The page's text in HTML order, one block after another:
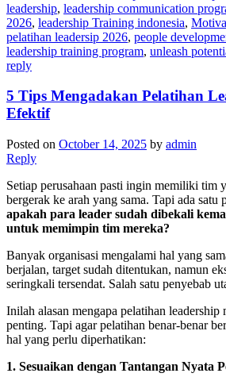
leadership, leadership communication
2026, leadership Training indonesia,
pelatihan leadersip 2026, people
leadership training program, unleash
reply
5 Tips Mengadakan Pelatihan
Efektif
Posted on October 14, 2025 by admin
Reply
Setiap perusahaan pasti ingin memiliki tim
bergerak ke arah yang sama. Tapi ada satu
apakah para leader sudah dibekali
untuk memimpin tim mereka?
Banyak organisasi mengalami hal yang
berjalan, target sudah ditentukan, namun
seringkali tersendat. Salah satu penyebab
Inilah alasan mengapa pelatihan leadership
penting. Tapi agar pelatihan benar-benar
hal yang perlu diperhatikan:
1. Sesuaikan dengan Tantangan Nyata